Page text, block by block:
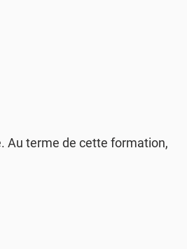
Au terme de cette formation,